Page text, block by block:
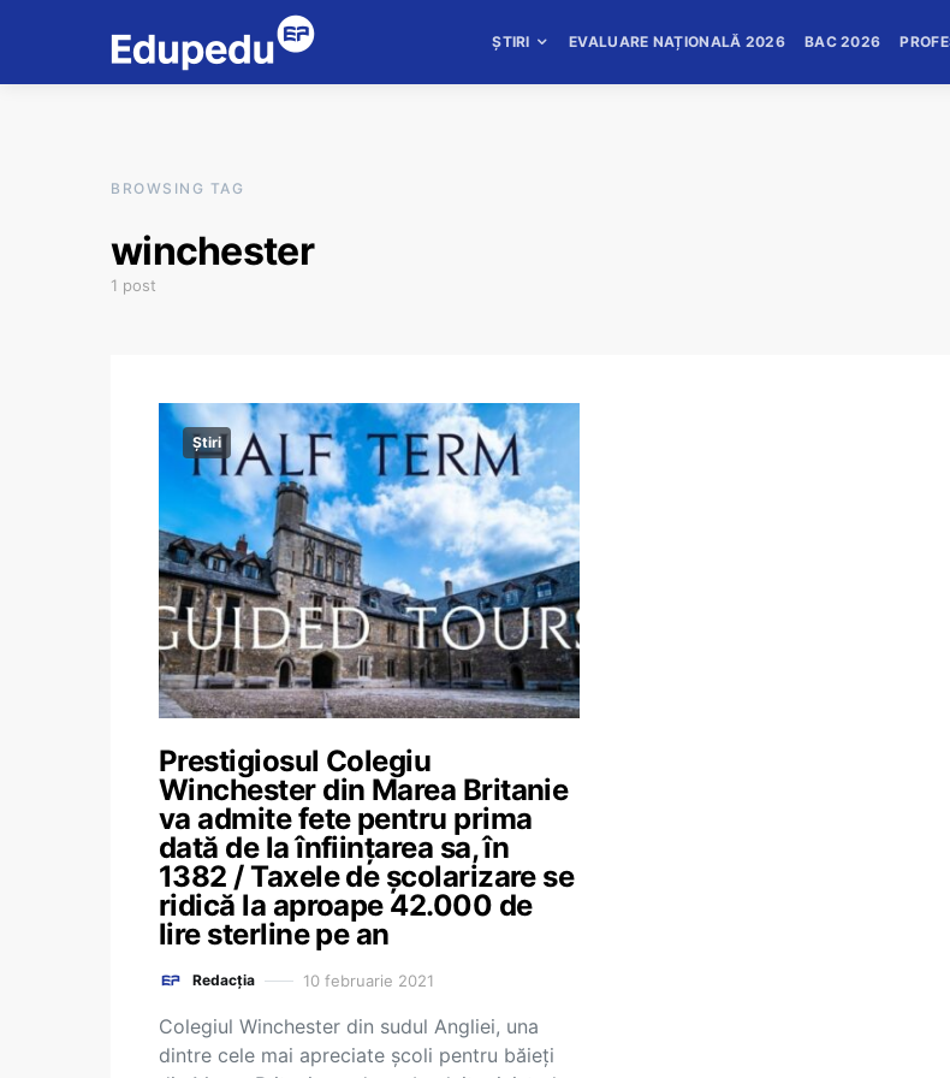
ȘTIRI EVALUARE NAȚIONALĂ 2026 BAC 2026
BROWSING TAG
winchester
1 post
Știri
Prestigiosul Colegiu
Winchester din Marea Britanie
va admite fete pentru prima
dată de la înființarea sa, în
1382 / Taxele de școlarizare se
ridică la aproape 42.000 de
lire sterline pe an
Redacția 10 februarie 2021
Colegiul Winchester din sudul Angliei, una
dintre cele mai apreciate școli pentru băieți